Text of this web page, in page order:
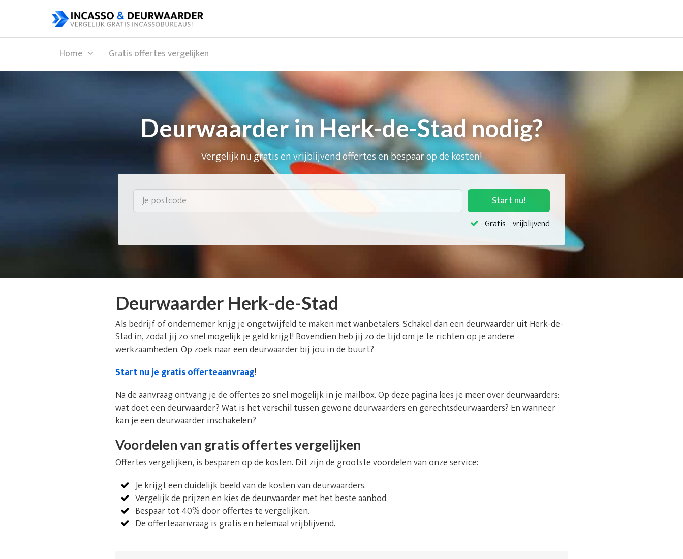
Home Gratis offertes vergelijken
Deurwaarder in Herk-de-Stad nodig?
Vergelijk nu gratis en vrijblijvend offertes en bespaar op de kosten!
Start nu!
Gratis - vrijblijvend
Deurwaarder Herk-de-Stad
Als bedrijf of ondernemer krijg je ongetwijfeld te maken met wanbetalers. Schakel dan een deurwaarder uit Herk-de-
Stad in, zodat jij zo snel mogelijk je geld krijgt! Bovendien heb jij zo de tijd om je te richten op je andere
werkzaamheden. Op zoek naar een deurwaarder bij jou in de buurt?
Start nu je gratis offerteaanvraag!
Na de aanvraag ontvang je de offertes zo snel mogelijk in je mailbox. Op deze pagina lees je meer over deurwaarders:
wat doet een deurwaarder? Wat is het verschil tussen gewone deurwaarders en gerechtsdeurwaarders? En wanneer
kan je een deurwaarder inschakelen?
Voordelen van gratis offertes vergelijken
Offertes vergelijken, is besparen op de kosten. Dit zijn de grootste voordelen van onze service:
Je krijgt een duidelijk beeld van de kosten van deurwaarders.
Vergelijk de prijzen en kies de deurwaarder met het beste aanbod.
Bespaar tot 40% door offertes te vergelijken.
De offerteaanvraag is gratis en helemaal vrijblijvend.